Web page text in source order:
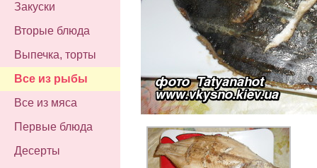
Закуски
Вторые блюда
Выпечка, торты
Все из рыбы
Все из мяса
Первые блюда
Десерты